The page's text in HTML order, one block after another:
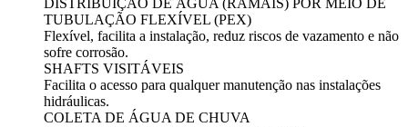
DISTRIBUIÇÃO DE ÁGUA (RAMAIS) POR MEIO DE
TUBULAÇÃO FLEXÍVEL (PEX)
Flexível, facilita a instalação, reduz riscos de vazamento e não
sofre corrosão.
SHAFTS VISITÁVEIS
Facilita o acesso para qualquer manutenção nas instalações
hidráulicas.
COLETA DE ÁGUA DE CHUVA